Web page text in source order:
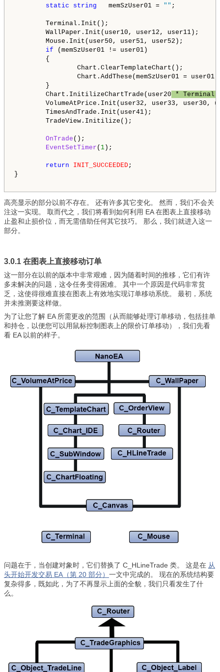
static
string memSzUser01 = "" ;
Terminal.Init();
WallPaper.Init(user10, user12, user11);
Mouse.Init(user50, user51, user52);
if (memSzUser01 != user01)
{
Chart.ClearTemplateChart();
Chart.AddThese(memSzUser01 =
}
Chart.InitilizeChartTrade(user20 *
VolumeAtPrice.Init(user32, user33, user30,
TimesAndTrade.Init(user41);
TradeView.Initilize();
OnTrade ();
EventSetTimer ( 1 );
return INIT_SUCCEEDED;
}
高亮显示的部分以前不存在。 还有许多其它变化。 然而，我们不会关
注这一实现。 取而代之，我们将看到如何利用 EA 在图表上直接移动
止盈和止损价位，而无需借助任何其它技巧。 那么，我们就进入这一
部分。
3.0.1 在图表上直接移动订单
这一部分在以前的版本中非常艰难，因为随着时间的推移，它们有许
多未解决的问题，这令任务变得困难。 其中一个原因是代码非常贫
乏，这使得很难直接在图表上有效地实现订单移动系统。 最初，系统
并未推测要这样做。
为了让您了解 EA 所需更改的范围（从而能够处理订单移动，包括挂单
和持仓，以便您可以用鼠标控制图表上的限价订单移动），我们先看
看 EA 以前的样子。
问题在于，当创建对象时，它们替换了 C_HLineTrade 类。 这是在 从
头开始开发交易 EA（第 20 部分） 一文中完成的。 现在的系统结构要
复杂得多，既如此，为了不再显示上面的全貌，我们只看发生了什
么。